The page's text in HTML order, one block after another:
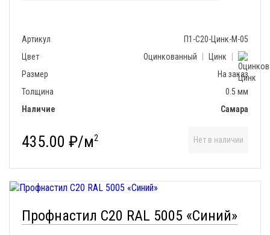
Артикул
П1-С20-Цинк-М-05
Цвет
Оцинкованный Цинк
Размер
На заказ
Толщина
0.5 мм
Наличие
Самара
435.00 ₽/м2 Нет в наличии
Профнастил С20 RAL 5005 «Синий»